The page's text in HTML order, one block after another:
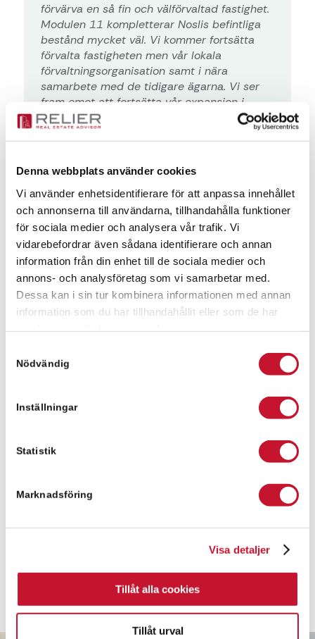
Denna webbplats använder cookies
Vi använder enhetsidentifierare för att anpassa innehållet
och annonserna till användarna, tillhandahålla funktioner
för sociala medier och analysera vår trafik. Vi
vidarebefordrar även sådana identifierare och annan
information från din enhet till de sociala medier och
annons- och analysföretag som vi samarbetar med.
Dessa kan i sin tur kombinera informationen med annan
information som du har tillhandahållit eller som de har
Nödvändig
Inställningar
Statistik
Marknadsföring
Visa detaljer
Tillåt alla cookies
Tillåt urval
förvärva en så fin och välförvaltad fastighet.
Modulen 11 kompletterar Noslis befintliga
bestånd mycket väl. Vi kommer fortsätta
förvalta fastigheten men vår lokala
förvaltningsorganisation samt i nära
samarbete med de tidigare ägarna. Vi ser
fram emot att fortsätta vår expansion i
regionen, säger Martin Johansson, VD Nosli
Fastigheter.
Överlåtelsen skedde genom en bolagsöverlåtelse
med tillträde den 28 juni 2024.
Affären har förmedlats av Relier – Real Estate
Advisor och säljaren är privat fastighetsägare.
För frågor eller mer information kontakta,
Mark Silfver, Relier Syd AB
mark.silfver@relier.se
0760-08 97 27
Kontaktperson för frågor